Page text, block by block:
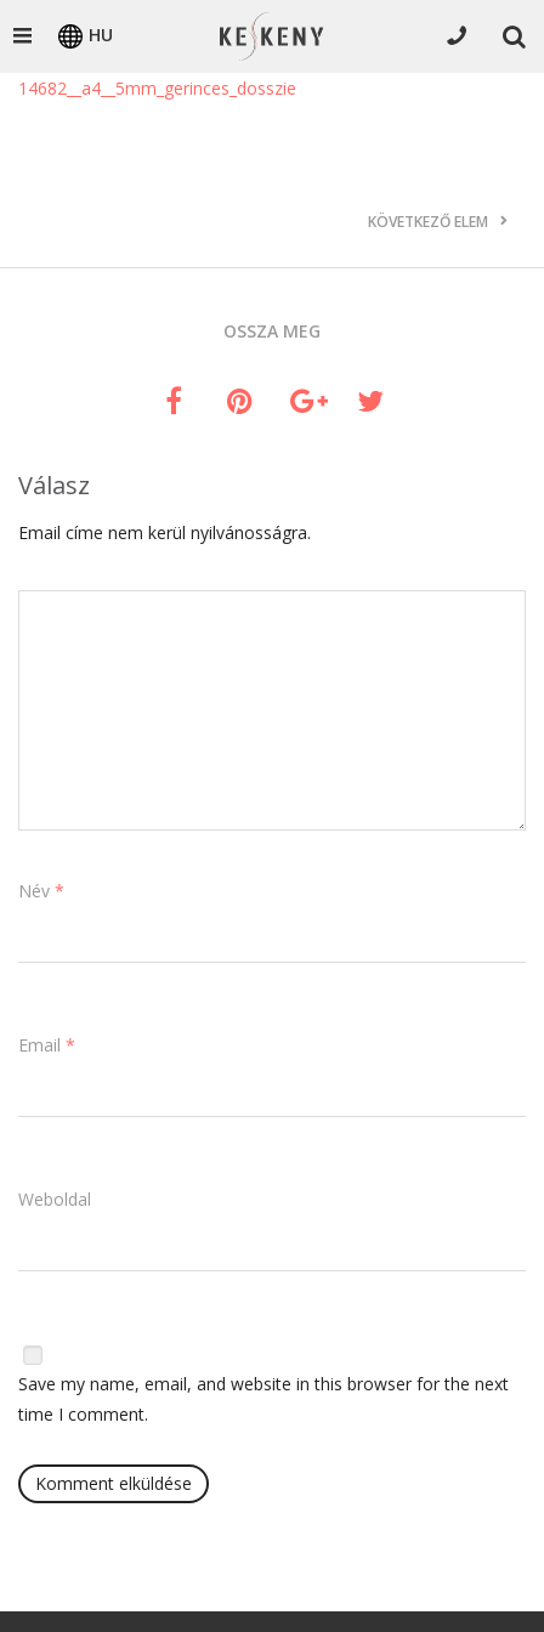
HU
14682__a4__5mm_gerinces_dosszie
KÖVETKEZŐ ELEM
OSSZA MEG
Válasz
Email címe nem kerül nyilvánosságra.
Név *
Email *
Weboldal
Save my name, email, and website in this browser for the next
time I comment.